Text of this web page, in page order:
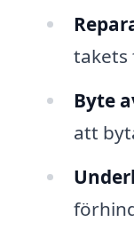
takets
Byte
att